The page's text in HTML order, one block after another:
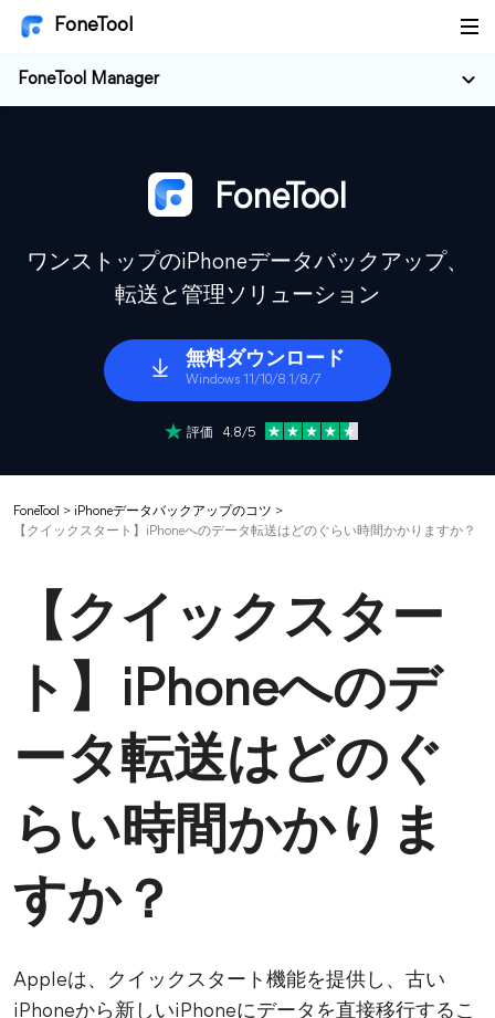
FoneTool
FoneTool Manager
FoneTool
ワンストップのiPhoneデータバックアップ、
転送と管理ソリューション
無料ダウンロード
Windows 11/10/8.1/8/7
評価 4.8/5
FoneTool > iPhoneデータバックアップのコツ >
【クイックスタート】iPhoneへのデータ転送はどのぐらい時間かかりますか？
【クイックスター
ト】iPhoneへのデ
ータ転送はどのぐ
らい時間かかりま
すか？
Appleは、クイックスタート機能を提供し、古い
iPhoneから新しいiPhoneにデータを直接移行するこ